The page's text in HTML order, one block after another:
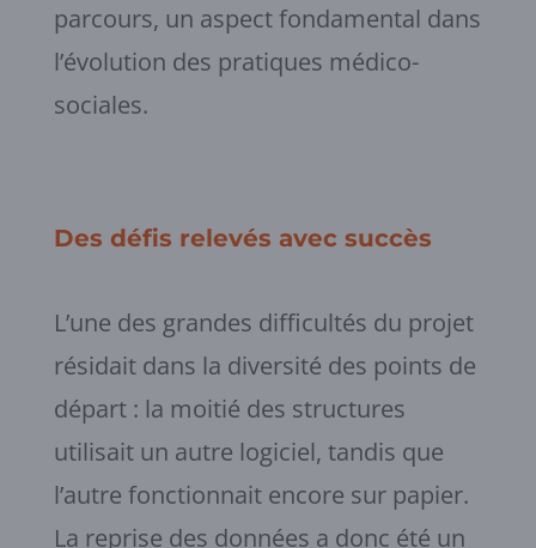
parcours, un aspect fondamental dans
l’évolution des pratiques médico-
sociales.
Des défis relevés avec succès
L’une des grandes difficultés du projet
résidait dans la diversité des points de
départ : la moitié des structures
utilisait un autre logiciel, tandis que
l’autre fonctionnait encore sur papier.
La reprise des données a donc été un